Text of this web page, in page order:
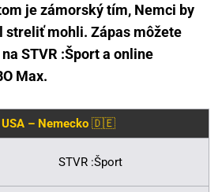
je zámorský tím, Nemci by
streliť mohli. Zápas môžete
STVR :Šport a online
Max.
USA – Nemecko 🇩🇪
STVR :Šport